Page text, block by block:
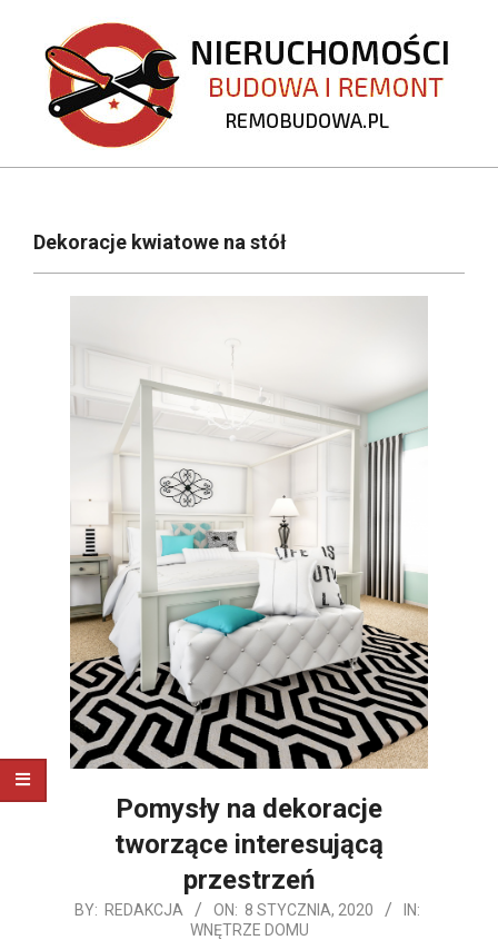
content
REMOBUDOWA.PL
NavigationDekoracje kwiatowe na stół
Pomysły na dekoracje
tworzące interesującą
przestrzeń
2020-
BY: REDAKCJA ON: 8 STYCZNIA, 2020
IN:
WNĘTRZE DOMU